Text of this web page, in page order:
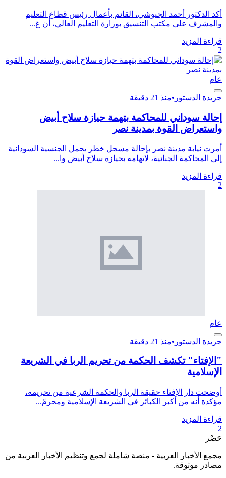
أكد الدكتور أحمد الجيوشي، القائم بأعمال رئيس قطاع التعليم
والمشرف على مكتب التنسيق بوزارة التعليم العالي، أن غ...
قراءة المزيد
2
عام
جريدة الدستور •منذ 21 دقيقة
إحالة سوداني للمحاكمة بتهمة حيازة سلاح أبيض
واستعراض القوة بمدينة نصر
أمرت نيابة مدينة نصر بإحالة مسجل خطر يحمل الجنسية السودانية
إلى المحاكمة الجنائية، لاتهامه بحيازة سلاح أبيض وا...
قراءة المزيد
2
عام
جريدة الدستور •منذ 21 دقيقة
"الإفتاء" تكشف الحكمة من تحريم الربا في الشريعة
الإسلامية
أوضحت دار الإفتاء حقيقة الربا والحكمة الشرعية من تحريمه،
مؤكدة أنه من أكبر الكبائر في الشريعة الإسلامية ومحرمً...
قراءة المزيد
2
حَصْر
مجمع الأخبار العربية - منصة شاملة لجمع وتنظيم الأخبار العربية من
مصادر موثوقة.